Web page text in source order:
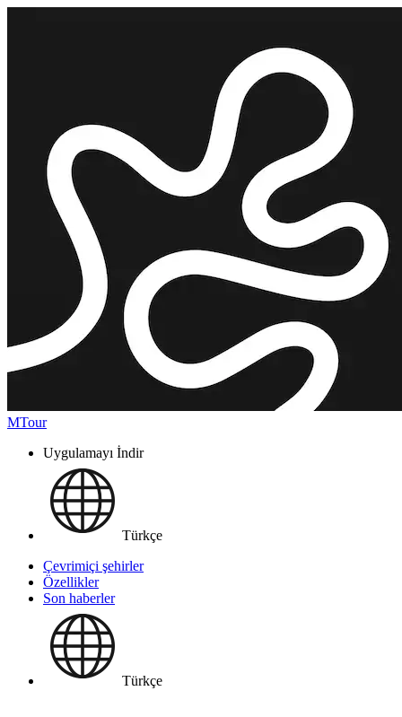
MTour
Uygulamayı İndir
Türkçe
Çevrimiçi şehirler
Özellikler
Son haberler
Türkçe